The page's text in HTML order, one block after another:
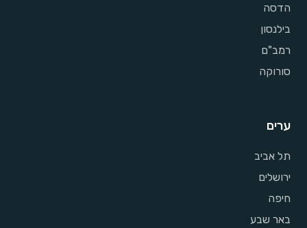
הדסה
בילנסון
רמב"ם
סורוקה
ערים
תל אביב
ירושלים
חיפה
באר שבע